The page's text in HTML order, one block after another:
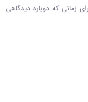
زمانی که دوباره دیدگاهی